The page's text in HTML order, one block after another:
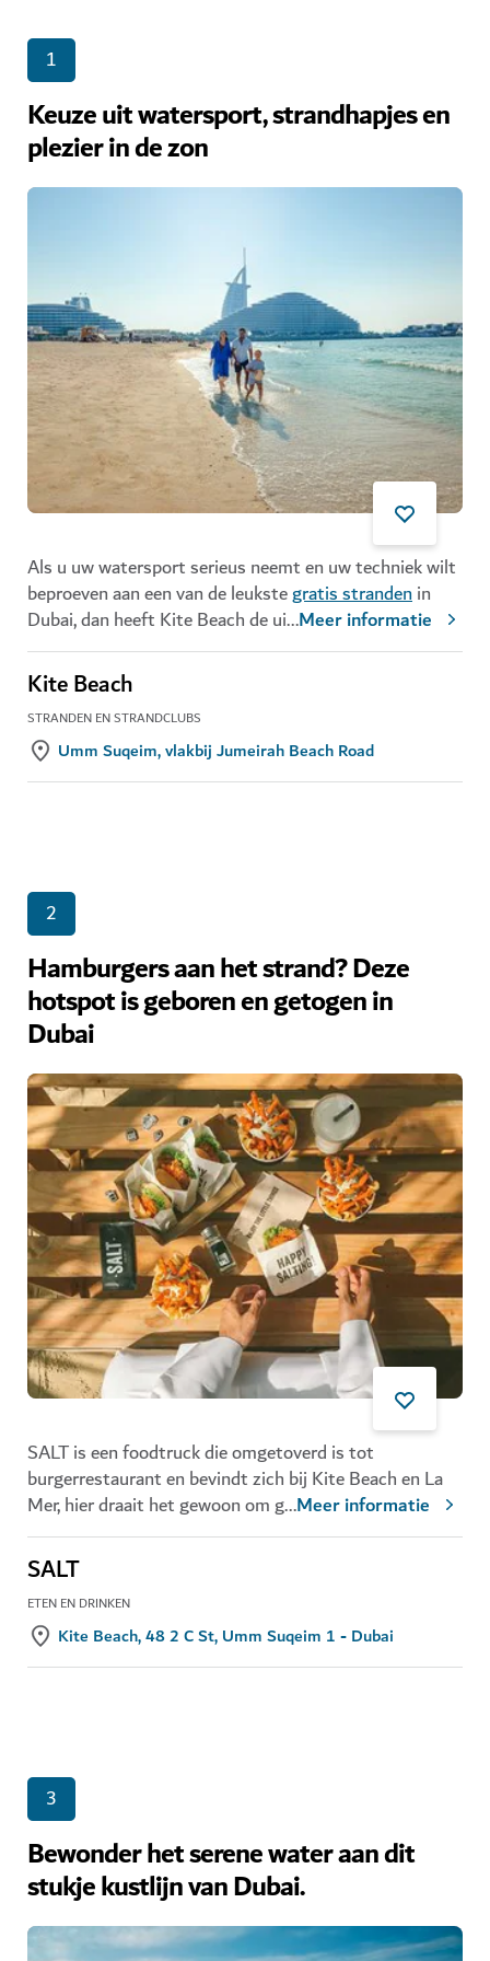
1
Keuze uit watersport, strandhapjes en
plezier in de zon
Als u uw watersport serieus neemt en uw techniek wilt
beproeven aan een van de leukstegratis strandenin
Dubai, dan heeft Kite Beach de ui...Meer informatie
Kite Beach
STRANDEN EN STRANDCLUBS
Umm Suqeim, vlakbij Jumeirah Beach Road
2
Hamburgers aan het strand? Deze
hotspot is geboren en getogen in
Dubai
SALT is een foodtruck die omgetoverd is tot
burgerrestaurant en bevindt zich bij Kite Beach en La
Mer, hier draait het gewoon om g...Meer informatie
SALT
ETEN EN DRINKEN
Kite Beach, 48 2 C St, Umm Suqeim 1 - Dubai
3
Bewonder het serene water aan dit
stukje kustlijn van Dubai.